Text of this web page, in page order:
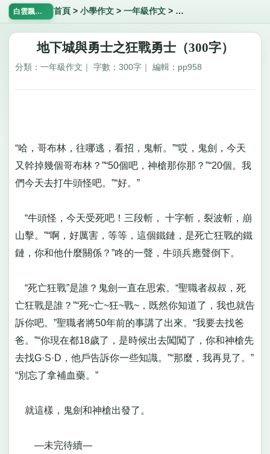
白雲飄飄網 首頁 > 小學作文> 一年級作文> 地下城與勇士之狂戰勇士
地下城與勇士之狂戰勇士（300字）
分類：一年級作文｜ 字數：300字｜ 編輯：pp958
“哈，哥布林，往哪逃，看招，鬼斬。”“哎，鬼劍，今天
又幹掉幾個哥布林？”“50個吧，神槍那你那？”“20個。我
們今天去打牛頭怪吧。”“好。”
“牛頭怪，今天受死吧！三段斬， 十字斬，裂波斬，崩
山擊。”“啊，好厲害，等等，這個鐵鏈，是死亡狂戰的鐵
鏈，你和他什麼關係？”咚的一聲，牛頭兵應聲倒下。
“死亡狂戰”是誰？鬼劍一直在思索。“聖職者叔叔，死
亡狂戰是誰？”“死~亡~狂~戰~，既然你知道了，我也就告
訴你吧。”聖職者將50年前的事講了出來。“我要去找爸
爸。”“你現在都18歲了，是時候出去闖闖了，你和神槍先
去找G·S·D，他戶告訴你一些知識。”“那麼，我再見了。”
“別忘了拿補血藥。”
就這樣，鬼劍和神槍出發了。
—未完待續—